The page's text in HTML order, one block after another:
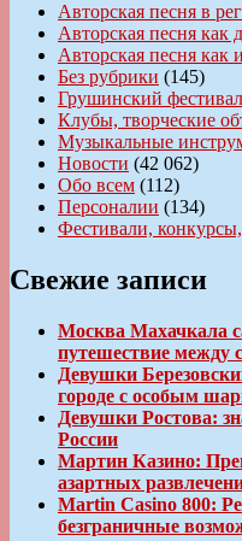
Авторская песня в
Авторская песня как
Авторская песня как
Без рубрики (145)
Грушинский
Клубы, творческие
Музыкальные
Новости (42 062)
Обо всем (112)
Персоналии (134)
Фестивали,
Свежие записи
Москва Махачкала
путешествие между
Девушки
городе с особым
Девушки Ростова:
России
Мартин Казино:
азартных
Martin Casino 800:
безграничные